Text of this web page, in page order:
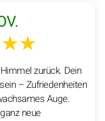
zurück. Dein
– Zufriedenheiten
Auge.
neue